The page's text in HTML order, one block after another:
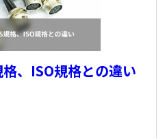
、ISO規格との違い